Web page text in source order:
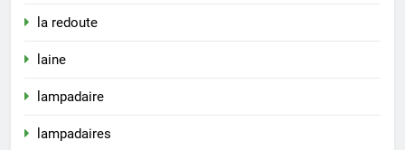
la redoute
laine
lampadaire
lampadaires